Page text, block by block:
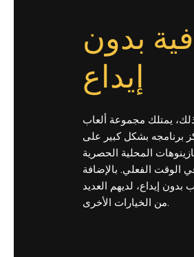
بدون
إيداع
يمتلك مجموعة ألعاب
برنامجه بشكل كبير على
المحلية الحصرية
الوقت الفعلي. بالإضافة
بدون إيداع، لديهم العديد
من الخيارات الأخرى.